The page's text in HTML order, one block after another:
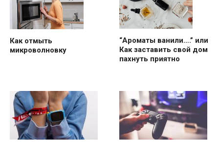
Как отмыть
микроволновку
“Ароматы ванили….” или
Как заставить свой дом
пахнуть приятно